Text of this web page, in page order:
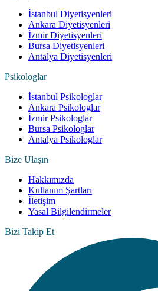
İstanbul Diyetisyenleri
Ankara Diyetisyenleri
İzmir Diyetisyenleri
Bursa Diyetisyenleri
Antalya Diyetisyenleri
Psikologlar
İstanbul Psikologlar
Ankara Psikologlar
İzmir Psikologlar
Bursa Psikologlar
Antalya Psikologlar
Bize Ulaşın
Hakkımızda
Kullanım Şartları
İletişim
Yasal Bilgilendirmeler
Bizi Takip Et